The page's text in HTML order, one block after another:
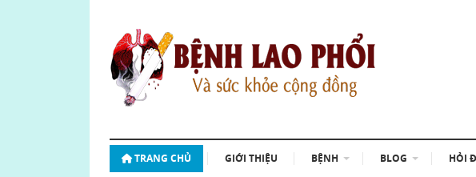
TRANG CHỦ GIỚI THIỆU BỆNH BLOG HỎI